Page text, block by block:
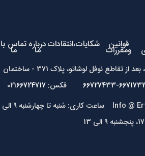
قوانین
ومقررات شکایات،انتقاداتدرباره
ما تماس با
ما
آدرس: تهران، خیابان حافظ، بعد از تقاطع نوفل لوشاتو، پلاک 371 - ساختمان
66717328- فکس: 021 66724717
پست الکترونیک: Info @ Ertebat.Co ساعت کاری: شنبه تا چهارشنبه 9 الی
17، پنجشنبه 9 الی 13